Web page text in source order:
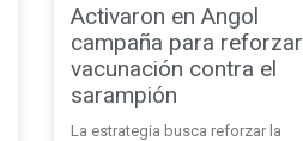
Activaron en Angol
campaña para reforzar
vacunación contra el
sarampión
La estrategia busca reforzar la